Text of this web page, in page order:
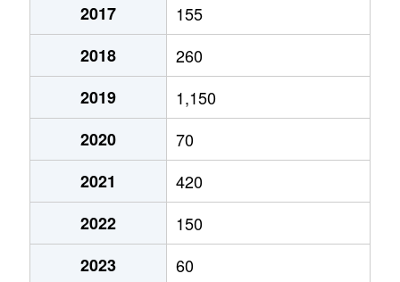
2017
155
2018
260
2019
1,150
2020
70
2021
420
2022
150
2023
60